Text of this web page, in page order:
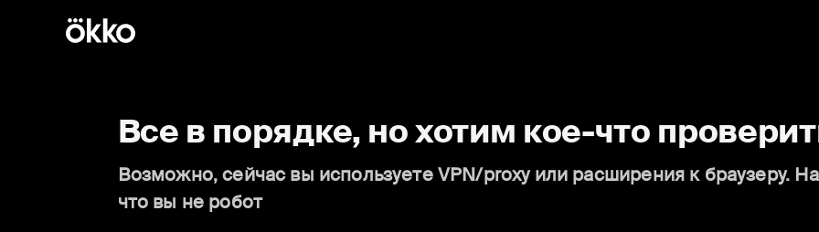
Все в порядке, но хотим кое-что
Возможно, сейчас вы используете VPN/proxy или расширения к браузеру.
что вы не робот